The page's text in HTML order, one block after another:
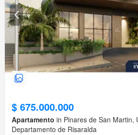
$ 675.000.000
Apartamento in Pinares de San Martin,
Departamento de Risaralda